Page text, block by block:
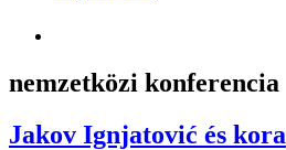
nemzetközi konferencia
Jakov Ignjatović és kora